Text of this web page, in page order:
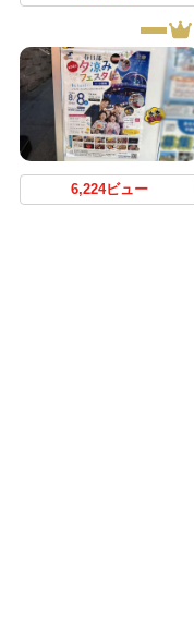
6,224ビュー